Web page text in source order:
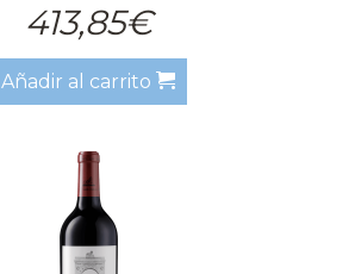
413,85€
Añadir al carrito